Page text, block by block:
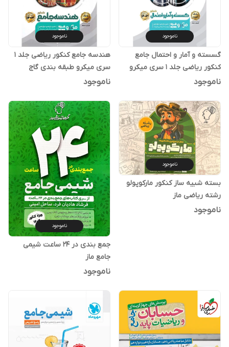
ناموجود
گسسته و آمار و احتمال جامع
کنکور ریاضی جلد 1 سری میکرو
طبقه بندی گاج
ناموجود
ناموجود
هندسه جامع کنکور ریاضی جلد 1
سری میکرو طبقه بندی گاج
ناموجود
ناموجود
بسته شبیه ساز کنکور مارکوپولو
رشته ریاضی ماز
ناموجود
ناموجود
جمع بندی در 24 ساعت شیمی
جامع ماز
ناموجود